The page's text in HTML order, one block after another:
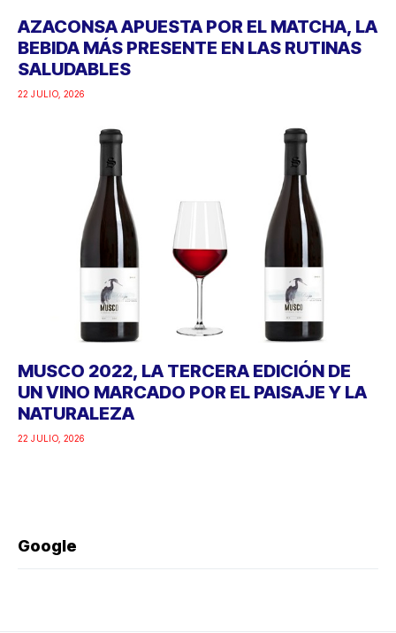
AZACONSA APUESTA POR EL MATCHA, LA
BEBIDA MÁS PRESENTE EN LAS RUTINAS
SALUDABLES
22 JULIO, 2026
MUSCO 2022, LA TERCERA EDICIÓN DE
UN VINO MARCADO POR EL PAISAJE Y LA
NATURALEZA
22 JULIO, 2026
Google